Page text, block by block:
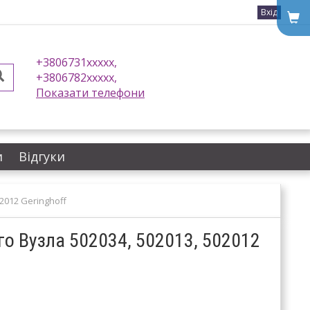
Вхід
+3806731xxxxx,
+3806782xxxxx,
Показати телефони
Відгуки
Geringhoff
Вузла 502034, 502013, 502012